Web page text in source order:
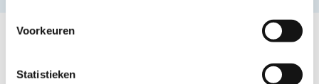
Voorkeuren
Statistieken